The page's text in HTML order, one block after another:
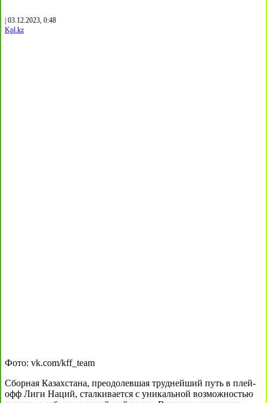
| 03.12.2023, 0:48
Kpl.kz
Фото: vk.com/kff_team
Сборная Казахстана, преодолевшая труднейший путь в плей-
офф Лиги Наций, сталкивается с уникальной возможностью